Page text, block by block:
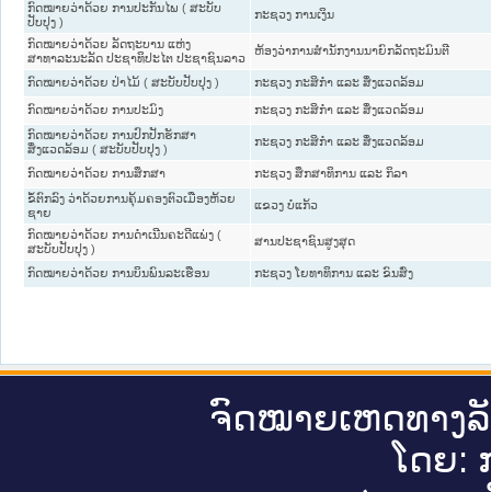
ກົດໝາຍວ່າດ້ວຍ ການປະກັນໄພ ( ສະບັບ
ປັບປຸງ )
ກະຊວງ ການເງິນ
ກົດໝາຍວ່າດ້ວຍ ລັດຖະບານ ແຫ່ງ
ສາທາລະນະລັດ ປະຊາທິປະໄຕ ປະຊາຊົນລາວ
ຫ້ອງວ່າການສຳນັກງານນາຍົກລັດຖະມົນຕີ
ກົດໝາຍວ່າດ້ວຍ ປ່າໄມ້ ( ສະບັບປັບປຸງ ) ກະຊວງ ກະສິກຳ ແລະ ສິ່ງແວດລ້ອມ
ກົດໝາຍວ່າດ້ວຍ ການປະມົງ
ກະຊວງ ກະສິກຳ ແລະ ສິ່ງແວດລ້ອມ
ກົດໝາຍວ່າດ້ວຍ ການປົກປັກຮັກສາ
ສິ່ງແວດລ້ອມ ( ສະບັບປັບປຸງ )
ກະຊວງ ກະສິກຳ ແລະ ສິ່ງແວດລ້ອມ
ກົດໝາຍວ່າດ້ວຍ ການສຶກສາ
ກະຊວງ ສຶກສາທິການ ແລະ ກິລາ
ຂໍ້ຕົກລົງ ວ່າດ້ວຍການຄຸ້ມຄອງຕົວເມືອງຫ້ວຍ
ຊາຍ
ແຂວງ ບໍ່ແກ້ວ
ກົດໝາຍວ່າດ້ວຍ ການດຳເນີນຄະດີແພ່ງ (
ສະບັບປັບປຸງ )
ສານປະຊາຊົນສູງສຸດ
ກົດໝາຍວ່າດ້ວຍ ການບິນພົນລະເຮືອນ ກະຊວງ ໂຍທາທິການ ແລະ ຂົນສົ່ງ
ຈົດ​ໝາຍ​ເຫດ​ທາງ​
ໂດຍ: